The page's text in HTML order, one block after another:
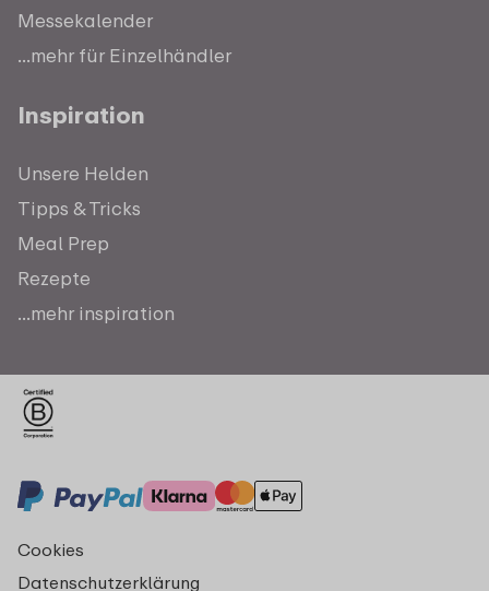
Messekalender
...mehr für Einzelhändler
Inspiration
Unsere Helden
Tipps & Tricks
Meal Prep
Rezepte
...mehr inspiration
Cookies
Datenschutzerklärung